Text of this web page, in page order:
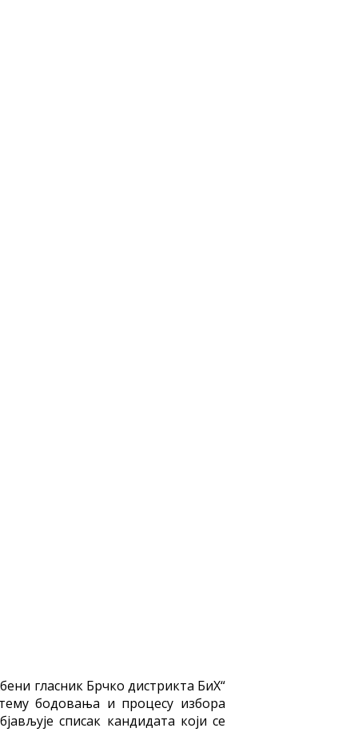
гласник Брчко дистрикта БиХ“
бодовања и процесу избора
списак кандидата који се